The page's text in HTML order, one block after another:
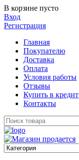
В корзине пусто
Вход
Регистрация
Главная
Покупателю
Доставка
Оплата
Условия работы
Отзывы
Купить в кредит
Контакты